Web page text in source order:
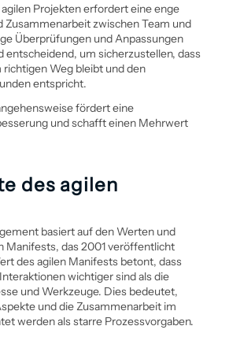
Projekten erfordert eine enge
Zusammenarbeit zwischen Team und
Überprüfungen und Anpassungen
entscheidend, um sicherzustellen, dass
richtigen Weg bleibt und den
entspricht.
fördert eine
und schafft einen Mehrwert
des agilen
basiert auf den Werten und
Manifests, das 2001 veröffentlicht
des agilen Manifests betont, dass
wichtiger sind als die
und Werkzeuge. Dies bedeutet,
und die Zusammenarbeit im
werden als starre Prozessvorgaben.